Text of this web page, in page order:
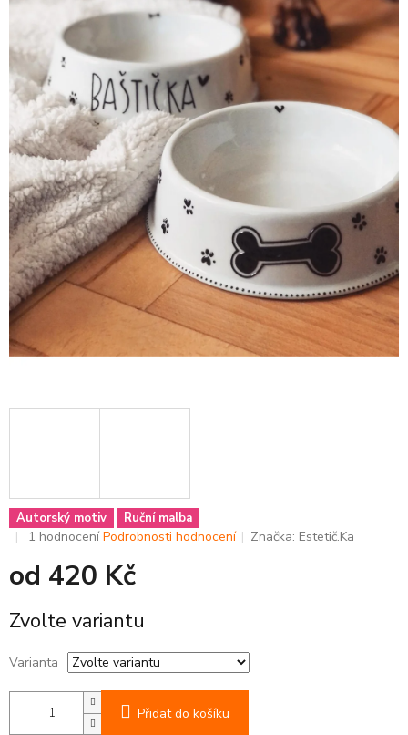
Autorský motiv Ruční malba
Průměrné
produktu
je
z
hvězdiček.
1 hodnocení Podrobnosti hodnocení Značka: Estetič.Ka
od 420 Kč
cena:
Zvolte variantu
Varianta
Přidat do košíku